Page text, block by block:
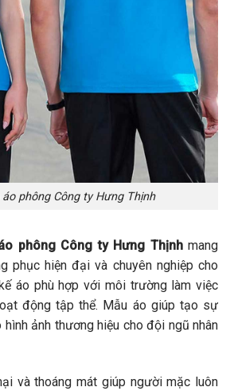
phông Công ty Hưng Thịnh
phông Công ty Hưng Thịnhmang
phục hiện đại và chuyên nghiệp cho
áo phù hợp với môi trường làm việc
động tập thể. Mẫu áo giúp tạo sự
ảnh thương hiệu cho đội ngũ nhân
và thoáng mát giúp người mặc luôn